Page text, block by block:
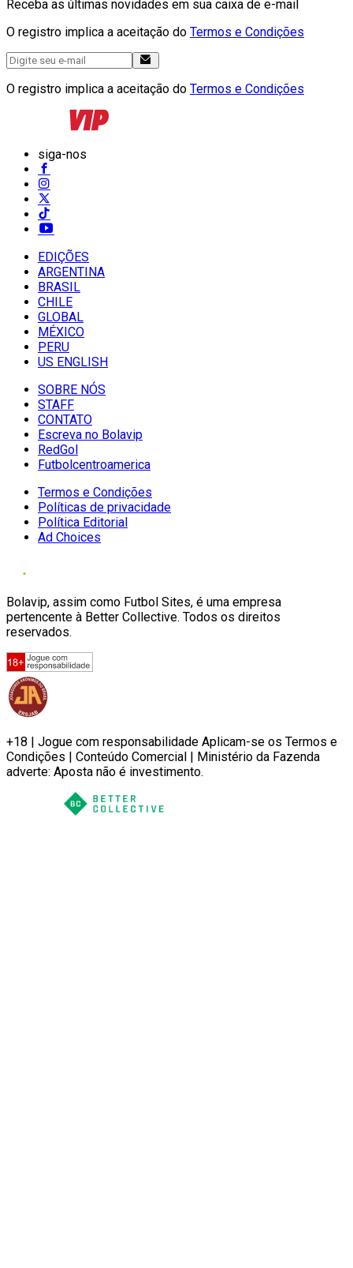
Receba as últimas novidades em sua caixa de e-mail
O registro implica a aceitação do Termos e Condições
O registro implica a aceitação do Termos e Condições
siga-nos
EDIÇÕES
ARGENTINA
BRASIL
CHILE
GLOBAL
MÉXICO
PERU
US ENGLISH
SOBRE NÓS
STAFF
CONTATO
Escreva no Bolavip
RedGol
Futbolcentroamerica
Termos e Condições
Políticas de privacidade
Política Editorial
Ad Choices
Bolavip, assim como Futbol Sites, é uma empresa
pertencente à Better Collective. Todos os direitos
reservados.
+18 | Jogue com responsabilidade Aplicam-se os Termos e
Condições | Conteúdo Comercial | Ministério da Fazenda
adverte: Aposta não é investimento.